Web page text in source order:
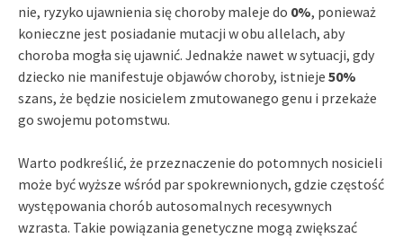
nie, ryzyko ujawnienia się choroby maleje do 0%, ponieważ
konieczne jest posiadanie mutacji w obu allelach, aby
choroba mogła się ujawnić. Jednakże nawet w sytuacji, gdy
dziecko nie manifestuje objawów choroby, istnieje 50%
szans, że będzie nosicielem zmutowanego genu i przekaże
go swojemu potomstwu.
Warto podkreślić, że przeznaczenie do potomnych nosicieli
może być wyższe wśród par spokrewnionych, gdzie częstość
występowania chorób autosomalnych recesywnych
wzrasta. Takie powiązania genetyczne mogą zwiększać